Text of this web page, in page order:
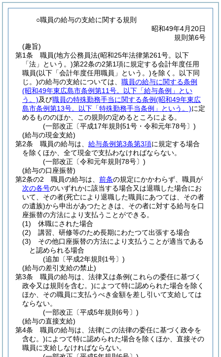
○職員の給与の支給に関する規則
昭和49年4月20日
規則第6号
(趣旨)
第1条
職員(地方公務員法(昭和25年法律第261号。以下
「法」という。)第22条の2第1項に規定する会計年度任用
職員(以下「会計年度任用職員」という。)を除く。以下同
じ。)の給与の支給については、 職員の給与に関する条例
(昭和49年東広島市条例第11号。以下「給与条例」とい
う。)及び職員の特殊勤務手当に関する条例(昭和49年東広
島市条例第13号。以下「特殊勤務手当条例」という。)に定
めるもののほか、この規則の定めるところによる。
(一部改正〔平成17年規則51号・令和元年78号〕)
(給与の現金支給)
第2条
職員の給与は、 給与条例第3条第3項に規定する場合
を除くほか、全て現金で支払わなければならない。
(一部改正〔令和元年規則78号〕)
(給与の口座振替)
第2条の2
職員の給与は、 前条の規定にかかわらず、職員が
次の各号のいずれかに該当する場合又は退職した場合にお
いて、その者(死亡により退職した職員にあつては、その者
の遺族)から申出があつたときは、その者に対する給与を口
座振替の方法により支払うことができる。
(1)
休職にされた場合
(2)
講習、研修等のため長期にわたつて出張する場合
(3)
その他口座振替の方法により支払うことが適当である
と認められる場合
(追加〔平成2年規則1号〕)
(給与の差引支給の禁止)
第3条
職員の給与は、法律又は条例(これらの委任に基づく
政令又は規則を含む。)によつて特に認められた場合を除く
ほか、その職員に支払うべき金額を差し引いて支給しては
ならない。
(一部改正〔平成5年規則6号〕)
(給与の直接支給)
第4条
職員の給与は、法律(この法律の委任に基づく政令を
含む。)によつて特に認められた場合を除くほか、直接その
職員に支給しなければならない。